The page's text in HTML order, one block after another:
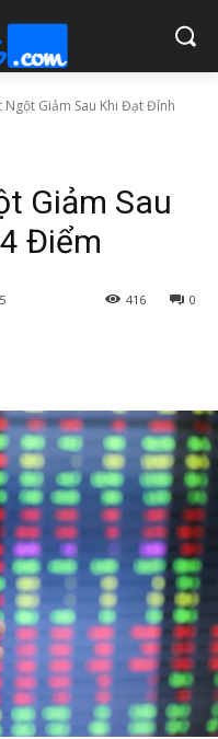
Giảm Sau Khi Đạt Đỉnh
Giảm Sau
Điểm
0
416